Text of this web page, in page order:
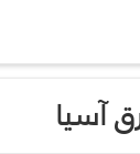
آسيا